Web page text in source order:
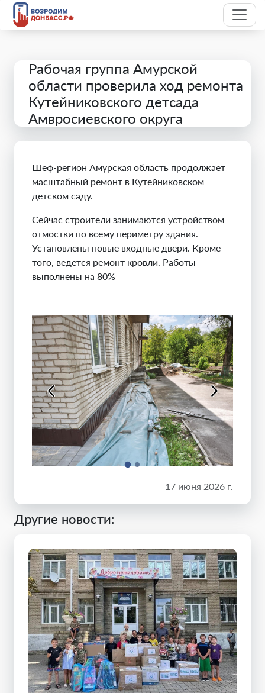
Рабочая группа Амурской
области проверила ход ремонта
Кутейниковского детсада
Амвросиевского округа
Шеф-регион Амурская область продолжает
масштабный ремонт в Кутейниковском
детском саду.
Сейчас строители занимаются устройством
отмостки по всему периметру здания.
Установлены новые входные двери. Кроме
того, ведется ремонт кровли. Работы
выполнены на 80%
17 июня 2026 г.
Другие новости: